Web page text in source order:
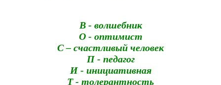
В - волшебник
О - оптимист
С – счастливый человек
П - педагог
И - инициативная
Т - толерантность